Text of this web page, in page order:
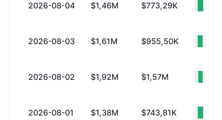
2026-08-04 $1,46M $773,29K
2026-08-03 $1,61M $955,50K
2026-08-02 $1,92M $1,57M
2026-08-01 $1,38M $743,81K